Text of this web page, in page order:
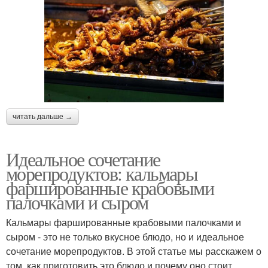
читать дальше →
Идеальное сочетание
морепродуктов: кальмары
фаршированные крабовыми
палочками и сыром
Кальмары фаршированные крабовыми палочками и
сыром - это не только вкусное блюдо, но и идеальное
сочетание морепродуктов. В этой статье мы расскажем о
том, как приготовить это блюдо и почему оно стоит